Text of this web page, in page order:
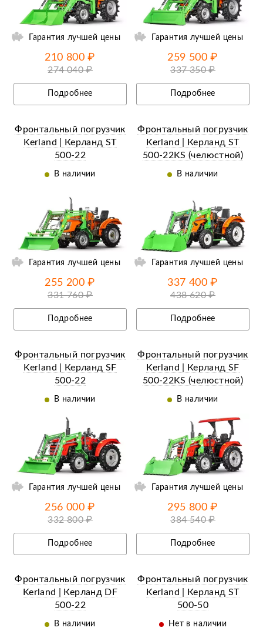
Гарантия лучшей цены
210 800 ₽
274 040 ₽
Подробнее
Гарантия лучшей цены
259 500 ₽
337 350 ₽
Подробнее
Фронтальный погрузчик
Kerland | Керланд ST
500-22
В наличии
Гарантия лучшей цены
255 200 ₽
331 760 ₽
Подробнее
Фронтальный погрузчик
Kerland | Керланд ST
500-22KS (челюстной)
В наличии
Гарантия лучшей цены
337 400 ₽
438 620 ₽
Подробнее
Фронтальный погрузчик
Kerland | Керланд SF
500-22
В наличии
Гарантия лучшей цены
256 000 ₽
332 800 ₽
Подробнее
Фронтальный погрузчик
Kerland | Керланд SF
500-22KS (челюстной)
В наличии
Гарантия лучшей цены
295 800 ₽
384 540 ₽
Подробнее
Фронтальный погрузчик
Kerland | Керланд DF
500-22
В наличии
Фронтальный погрузчик
Kerland | Керланд ST
500-50
Нет в наличии